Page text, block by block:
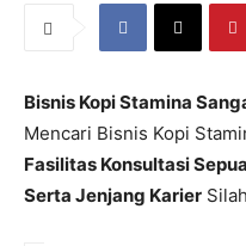
Bisnis Kopi Stamina
Mencari Bisnis Kopi
Fasilitas Konsultasi
Serta Jenjang Karier